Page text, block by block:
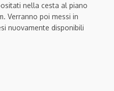
nella cesta al piano
Verranno poi messi in
nuovamente disponibili